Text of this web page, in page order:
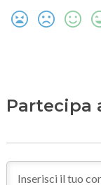
Partecipa